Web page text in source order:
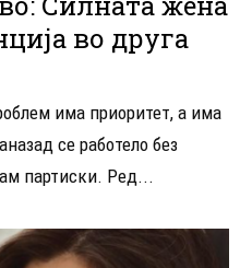
во друга
има приоритет, а има
се работело без
партиски. Ред...